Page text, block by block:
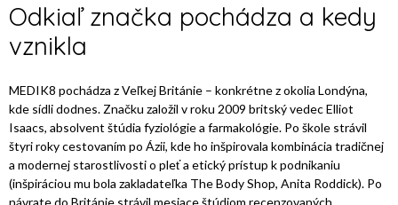
Odkiaľ značka pochádza a kedy
vznikla
MEDIK8 pochádza z Veľkej Británie – konkrétne z okolia Londýna,
kde sídli dodnes. Značku založil v roku 2009 britský vedec Elliot
Isaacs, absolvent štúdia fyziológie a farmakológie. Po škole strávil
štyri roky cestovaním po Ázii, kde ho inšpirovala kombinácia tradičnej
a modernej starostlivosti o pleť a etický prístup k podnikaniu
(inšpiráciou mu bola zakladateľka The Body Shop, Anita Roddick). Po